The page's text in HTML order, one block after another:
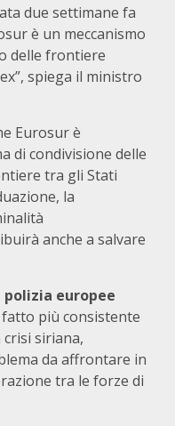
due settimane fa
è un meccanismo
delle frontiere
spiega il ministro
Eurosur è
di condivisione delle
tra gli Stati
la
anche a salvare
europee
più consistente
crisi siriana,
da affrontare in
tra le forze di